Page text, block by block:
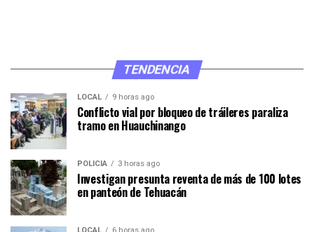
TENDENCIA
LOCAL 9 horas ago
Conflicto vial por bloqueo de tráileres paraliza
tramo en Huauchinango
POLICÍA 3 horas ago
Investigan presunta reventa de más de 100 lotes
en panteón de Tehuacán
LOCAL 6 horas ago